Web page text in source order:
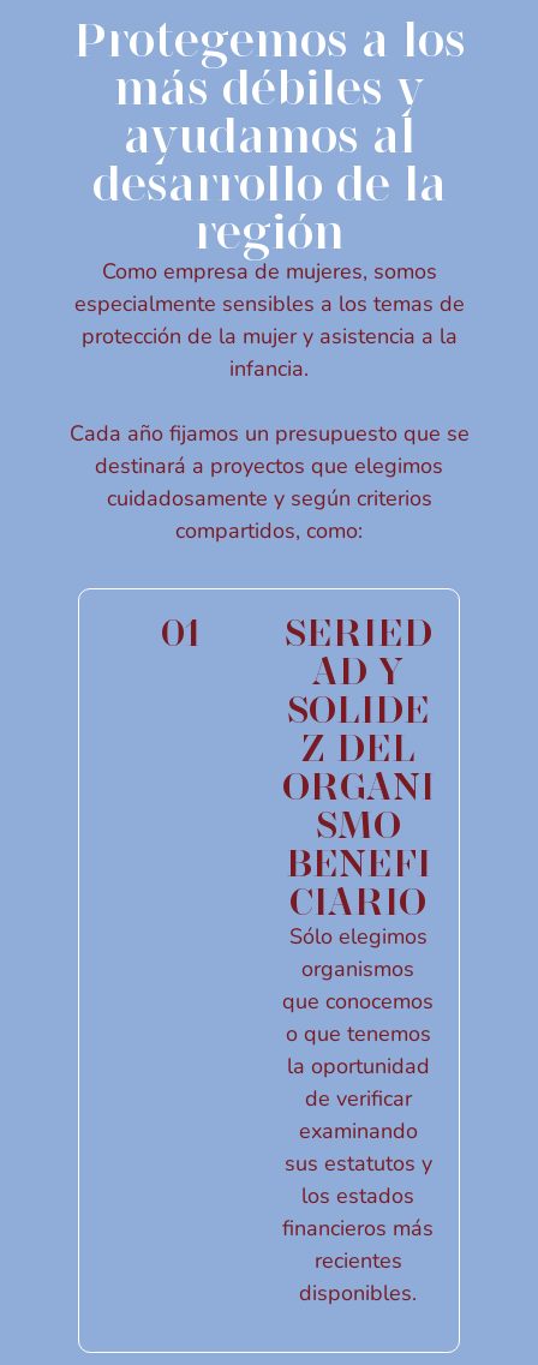
Protegemos a los
más débiles y
ayudamos al
desarrollo de la
región
Como empresa de mujeres, somos
especialmente sensibles a los temas de
protección de la mujer y asistencia a la
infancia.
Cada año fijamos un presupuesto que se
destinará a proyectos que elegimos
cuidadosamente y según criterios
compartidos, como:
01
SERIED
AD Y
SOLIDE
Z DEL
ORGANI
SMO
BENEFI
CIARIO
Sólo elegimos
organismos
que conocemos
o que tenemos
la oportunidad
de verificar
examinando
sus estatutos y
los estados
financieros más
recientes
disponibles.